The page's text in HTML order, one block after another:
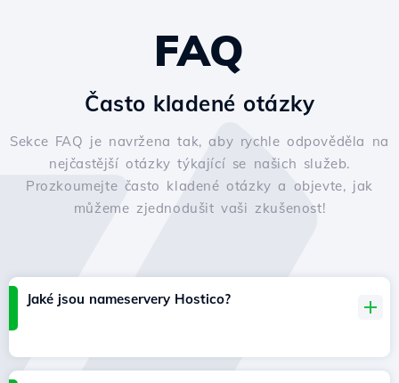
FAQ
Často kladené otázky
Sekce FAQ je navržena tak, aby rychle odpověděla na
nejčastější otázky týkající se našich služeb.
Prozkoumejte často kladené otázky a objevte, jak
můžeme zjednodušit vaši zkušenost!
Jaké jsou nameservery Hostico?